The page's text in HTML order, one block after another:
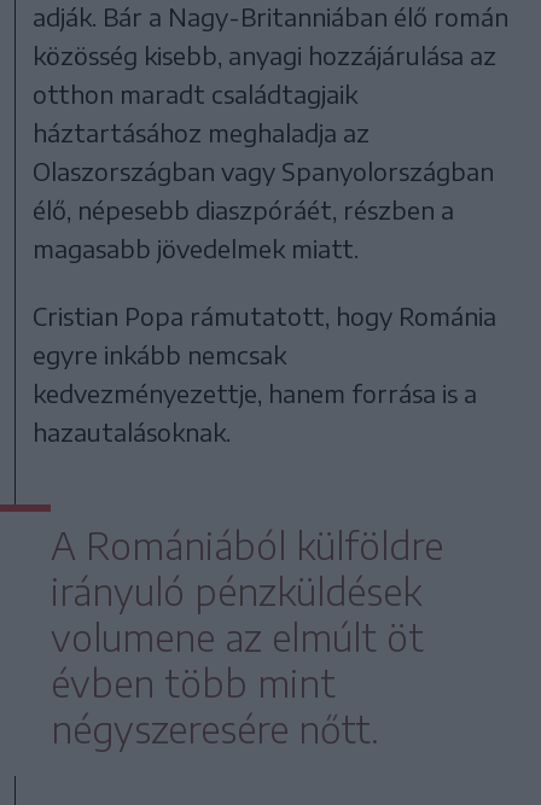
adják. Bár a Nagy-Britanniában élő román
közösség kisebb, anyagi hozzájárulása az
otthon maradt családtagjaik
háztartásához meghaladja az
Olaszországban vagy Spanyolországban
élő, népesebb diaszpóráét, részben a
magasabb jövedelmek miatt.
Cristian Popa rámutatott, hogy Románia
egyre inkább nemcsak
kedvezményezettje, hanem forrása is a
hazautalásoknak.
A Romániából külföldre
irányuló pénzküldések
volumene az elmúlt öt
évben több mint
négyszeresére nőtt.